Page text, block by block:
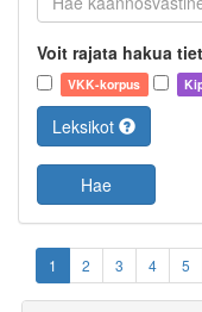
Voit rajata hakua
VKK-korpus
Leksikot
Hae
1 2 3 4 5